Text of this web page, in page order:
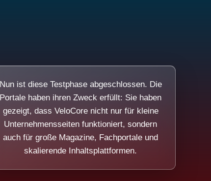
Nun ist diese Testphase abgeschlossen. Die
Portale haben ihren Zweck erfüllt: Sie haben
gezeigt, dass VeloCore nicht nur für kleine
Unternehmensseiten funktioniert, sondern
auch für große Magazine, Fachportale und
skalierende Inhaltsplattformen.